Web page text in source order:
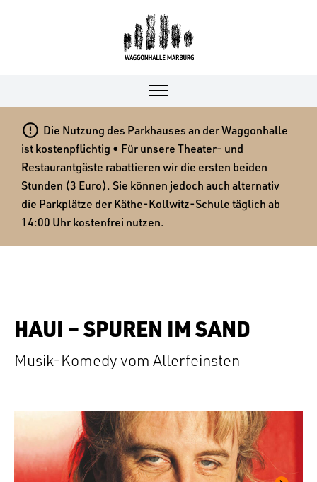
 Die Nutzung des Parkhauses an der Waggonhalle
ist kostenpflichtig • Für unsere Theater- und
Restaurantgäste rabattieren wir die ersten beiden
Stunden (3 Euro). Sie können jedoch auch alternativ
die Parkplätze der Käthe-Kollwitz-Schule täglich ab
14:00 Uhr kostenfrei nutzen.
HAUI – SPUREN IM SAND
Musik-Komedy vom Allerfeinsten